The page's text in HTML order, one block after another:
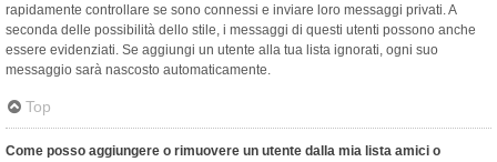
rapidamente controllare se sono connessi e inviare loro messaggi privati. A
seconda delle possibilità dello stile, i messaggi di questi utenti possono anche
essere evidenziati. Se aggiungi un utente alla tua lista ignorati, ogni suo
messaggio sarà nascosto automaticamente.
Top
Come posso aggiungere o rimuovere un utente dalla mia lista amici o